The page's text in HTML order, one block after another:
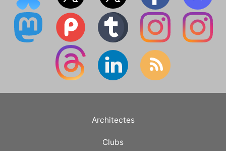
Architectes
Clubs